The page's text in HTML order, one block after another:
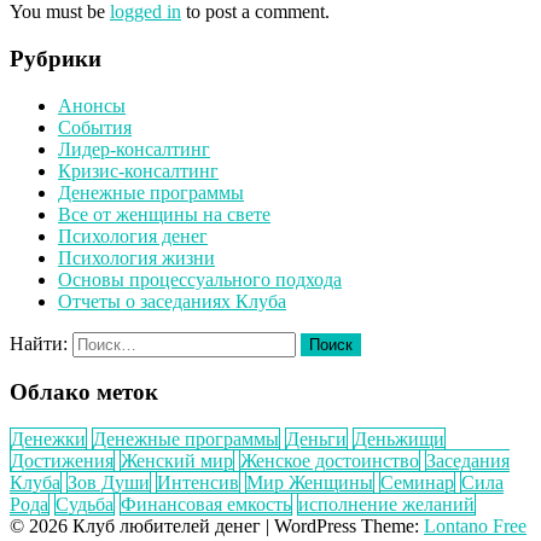
You must be logged in to post a comment.
Рубрики
Анонсы
События
Лидер-консалтинг
Кризис-консалтинг
Денежные программы
Все от женщины на свете
Психология денег
Психология жизни
Основы процессуального подхода
Отчеты о заседаниях Клуба
Найти:
Облако меток
Денежки Денежные программы Деньги Деньжищи
Достижения Женский мир Женское достоинство Заседания
Клуба Зов Души Интенсив Мир Женщины Семинар Сила
Рода Судьба Финансовая емкость исполнение желаний
© 2026 Клуб любителей денег | WordPress Theme: Lontano Free